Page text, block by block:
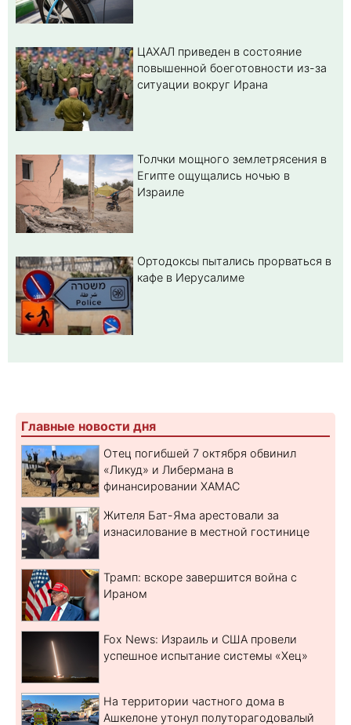
ЦАХАЛ приведен в состояние
повышенной боеготовности из-за
ситуации вокруг Ирана
Толчки мощного землетрясения в
Египте ощущались ночью в
Израиле
Ортодоксы пытались прорваться в
кафе в Иерусалиме
Главные новости дня
Отец погибшей 7 октября обвинил
«Ликуд» и Либермана в
финансировании ХАМАС
Жителя Бат-Яма арестовали за
изнасилование в местной гостинице
Трамп: вскоре завершится война с
Ираном
Fox News: Израиль и США провели
успешное испытание системы «Хец»
На территории частного дома в
Ашкелоне утонул полуторагодовалый